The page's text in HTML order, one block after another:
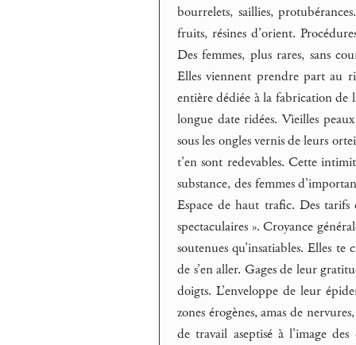
bourrelets, saillies,
fruits, résines d’orient.
Des femmes, plus rares, sans
Elles viennent prendre part au
entière dédiée à la fabrication de
longue date ridées. Vieilles
sous les ongles vernis de leurs
t’en sont redevables. Cette
substance, des femmes
Espace de haut trafic. Des tarifs
spectaculaires ». Croyance
soutenues qu’insatiables. Elles
de s’en aller. Gages de leur
doigts. L’enveloppe de leur
zones érogènes, amas de
de travail aseptisé à l’image